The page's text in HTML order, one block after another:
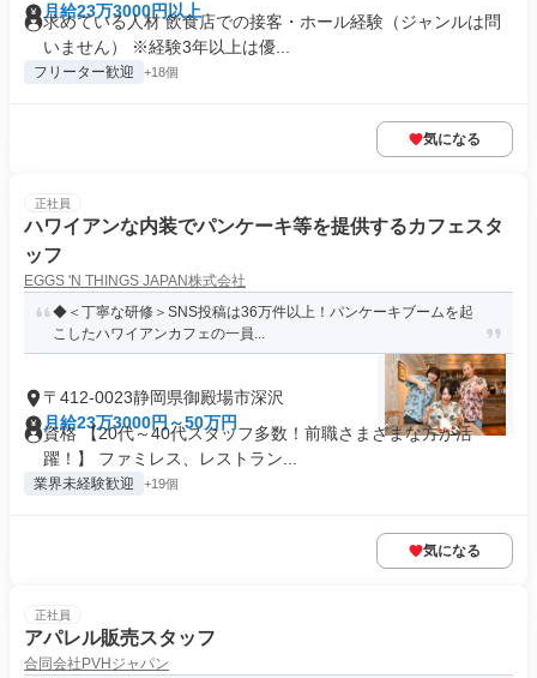
月給23万3000円以上
求めている人材 飲食店での接客・ホール経験（ジャンルは問
いません） ※経験3年以上は優...
フリーター歓迎 +18個
気になる
正社員
ハワイアンな内装でパンケーキ等を提供するカフェスタ
ッフ
EGGS 'N THINGS JAPAN株式会社
◆＜丁寧な研修＞SNS投稿は36万件以上！パンケーキブームを起
こしたハワイアンカフェの一員...
〒412-0023静岡県御殿場市深沢
月給23万3000円～50万円
資格 【20代～40代スタッフ多数！前職さまざまな方が活
躍！】 ファミレス、レストラン...
業界未経験歓迎 +19個
気になる
正社員
アパレル販売スタッフ
合同会社PVHジャパン